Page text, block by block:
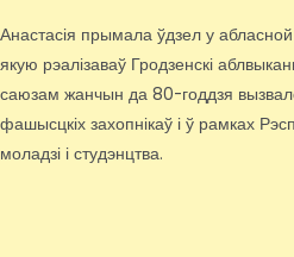
Анастасія прымала ўдзел у
якую рэалізаваў Гродзенскі
саюзам жанчын да 80-годдзя
фашысцкіх захопнікаў і ў рамках
моладзі і студэнцтва.